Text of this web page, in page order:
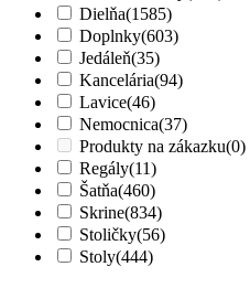
Dielňa(1585)
Doplnky(603)
Jedáleň(35)
Kancelária(94)
Lavice(46)
Nemocnica(37)
Produkty na zákazku(0)
Regály(11)
Šatňa(460)
Skrine(834)
Stoličky(56)
Stoly(444)